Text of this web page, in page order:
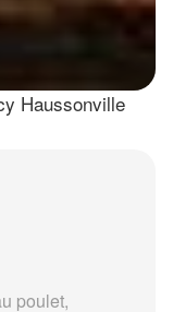
Haussonville
poulet,